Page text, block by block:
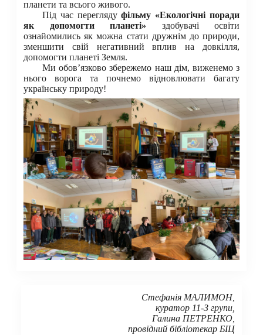
планети та всього живого.
Під час переглядуфільму «Екологічні поради
як допомогти планеті» здобувачі освіти
ознайомились як можна стати дружнім до природи,
зменшити свій негативний вплив на довкілля,
допомогти планеті Земля.
Ми обов’язково збережемо наш дім, виженемо з
нього ворога та почнемо відновлювати багату
українську природу!
Стефанія МАЛИМОН,
куратор 11-З групи,
Галина ПЕТРЕНКО,
провідний бібліотекар БІЦ